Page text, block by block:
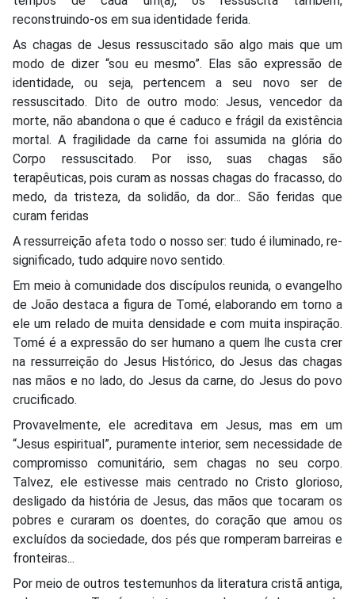
reconstruindo-os em sua identidade ferida.
As chagas de Jesus ressuscitado são algo mais que um
modo de dizer “sou eu mesmo”. Elas são expressão de
identidade, ou seja, pertencem a seu novo ser de
ressuscitado. Dito de outro modo: Jesus, vencedor da
morte, não abandona o que é caduco e frágil da existência
mortal. A fragilidade da carne foi assumida na glória do
Corpo ressuscitado. Por isso, suas chagas são
terapêuticas, pois curam as nossas chagas do fracasso, do
medo, da tristeza, da solidão, da dor... São feridas que
curam feridas
A ressurreição afeta todo o nosso ser: tudo é iluminado, re-
significado, tudo adquire novo sentido.
Em meio à comunidade dos discípulos reunida, o evangelho
de João destaca a figura de Tomé, elaborando em torno a
ele um relado de muita densidade e com muita inspiração.
Tomé é a expressão do ser humano a quem lhe custa crer
na ressurreição do Jesus Histórico, do Jesus das chagas
nas mãos e no lado, do Jesus da carne, do Jesus do povo
crucificado.
Provavelmente, ele acreditava em Jesus, mas em um
“Jesus espiritual”, puramente interior, sem necessidade de
compromisso comunitário, sem chagas no seu corpo.
Talvez, ele estivesse mais centrado no Cristo glorioso,
desligado da história de Jesus, das mãos que tocaram os
pobres e curaram os doentes, do coração que amou os
excluídos da sociedade, dos pés que romperam barreiras e
fronteiras...
Por meio de outros testemunhos da literatura cristã antiga,